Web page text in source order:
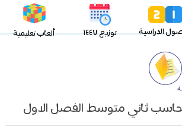
الدراسية توزيع ١٤٤٧ ألعاب تعليمية
حاسب ثاني متوسط الفصل الاول